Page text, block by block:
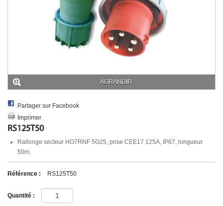
RALLONGE 63A 3P+N+T P17
RALLONGE 125A 3P+N+T P17
UNIFILAIRE POWERLOCK
MULTIPRISE & ADAPTATEUR
PASSAGE DE CABLE
ECLAIRAGE SECURITE
DIVERS
AGRANDIR
Partager sur Facebook
Imprimer
RS125T50
Rallonge secteur HO7RNF 5G25, prise CEE17 125A, IP67, longueur
50m.
Référence : RS125T50
Quantité :